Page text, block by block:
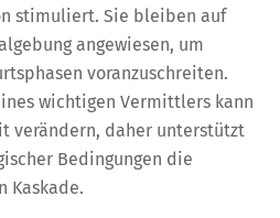
stimuliert. Sie bleiben auf
angewiesen, um
voranzuschreiten.
wichtigen Vermittlers kann
verändern, daher unterstützt
Bedingungen die
Kaskade.